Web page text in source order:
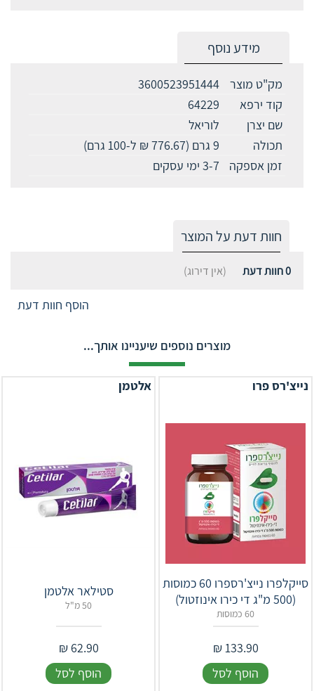
מידע נוסף
מק"ט מוצר
3600523951444
קוד ירפא
64229
שם יצרן
לוריאל
תכולה
9 גרם (776.67 ₪ ל-100 גרם)
זמן אספקה
3-7 ימי עסקים
חוות דעת על המוצר
0חוות דעת (אין דירוג)
הוסף חוות דעת
מוצרים נוספים שיעניינו אותך...
נייצ'רס פרו
סייקלפרו נייצ'רספרו 60 כמוסות
(500 מ"ג די כירו אינוזטול)
60 כמוסות
133.90
₪
הוסף לסל
אלטמן
סטילאר אלטמן
50 מ"ל
62.90
₪
הוסף לסל